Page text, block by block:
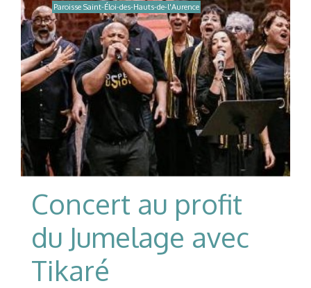
Paroisse Saint-Éloi-des-Hauts-de-l'Aurence
Concert au profit
du Jumelage avec
Tikaré